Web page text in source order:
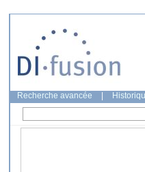
Recherche avancée